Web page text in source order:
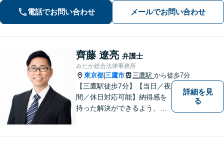
【相続・遺言】協議・調停・裁判に幅
広く対応【分割払い対応】【電話相談
OK】
電話でお問い合わせ メールでお問い合わせ
齊藤 遼亮 弁護士
みたか総合法律事務所
東京都 三鷹市 三鷹駅 から徒歩7分
【三鷹駅徒歩7分】【当日／夜
間／休日対応可能】納得感を
持った解決ができるよう、問
詳細を見
る